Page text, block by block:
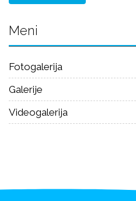
Meni
Fotogalerija
Galerije
Videogalerija